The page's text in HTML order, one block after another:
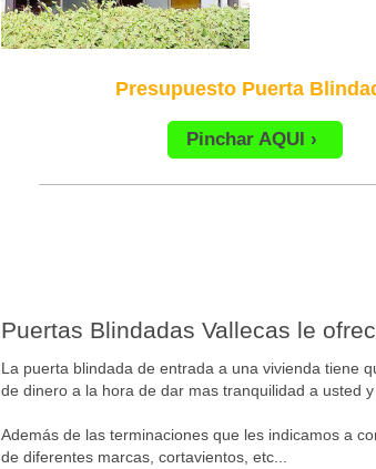
Presupuesto Puerta
Pinchar AQUI
Puertas Blindadas Vallecas le
La puerta blindada de entrada a una vivienda tiene
de dinero a la hora de dar mas tranquilidad a usted y
Además de las terminaciones que les indicamos a
de diferentes marcas, cortavientos, etc...